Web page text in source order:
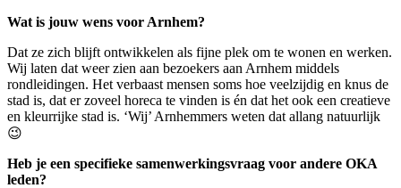
Wat is jouw wens voor Arnhem?
Dat ze zich blijft ontwikkelen als fijne plek om te wonen en werken.
Wij laten dat weer zien aan bezoekers aan Arnhem middels
rondleidingen. Het verbaast mensen soms hoe veelzijdig en knus de
stad is, dat er zoveel horeca te vinden is én dat het ook een creatieve
en kleurrijke stad is. ‘Wij’ Arnhemmers weten dat allang natuurlijk
😉
Heb je een specifieke samenwerkingsvraag voor andere OKA
leden?